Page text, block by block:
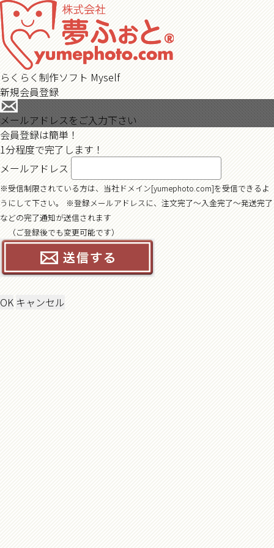
らくらく制作ソフト Myself
新規会員登録
メールアドレスをご入力下さい
会員登録は簡単！
1分程度で完了します！
メールアドレス
※受信制限されている方は、当社ドメイン[yumephoto.com]を受信できるよ
うにして下さい。
※登録メールアドレスに、注文完了〜入金完了〜発送完了
などの完了通知が送信されます
（ご登録後でも変更可能です）
OK キャンセル